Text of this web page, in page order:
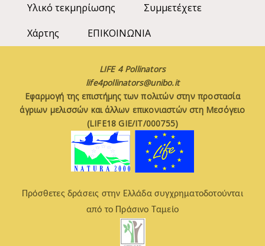
Υλικό τεκμηρίωσης
Συμμετέχετε
Χάρτης
ΕΠΙΚΟΙΝΩΝΙΑ
LIFE 4 Pollinators
life4pollinators@unibo.it
Εφαρμογή της επιστήμης των πολιτών στην προστασία
άγριων μελισσών και άλλων επικονιαστών στη Μεσόγειο
(LIFE18 GIE/IT/000755)
Πρόσθετες δράσεις στην Ελλάδα συγχρηματοδοτούνται
από το Πράσινο Ταμείο